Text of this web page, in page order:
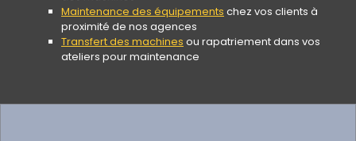
Maintenance des équipements chez vos clients à
proximité de nos agences
Transfert des machines ou rapatriement dans vos
ateliers pour maintenance